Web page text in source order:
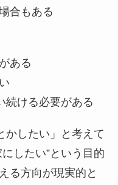
合もある
ある
続ける必要がある
かしたい」と考えて
したい”という目的
る方向が現実的と